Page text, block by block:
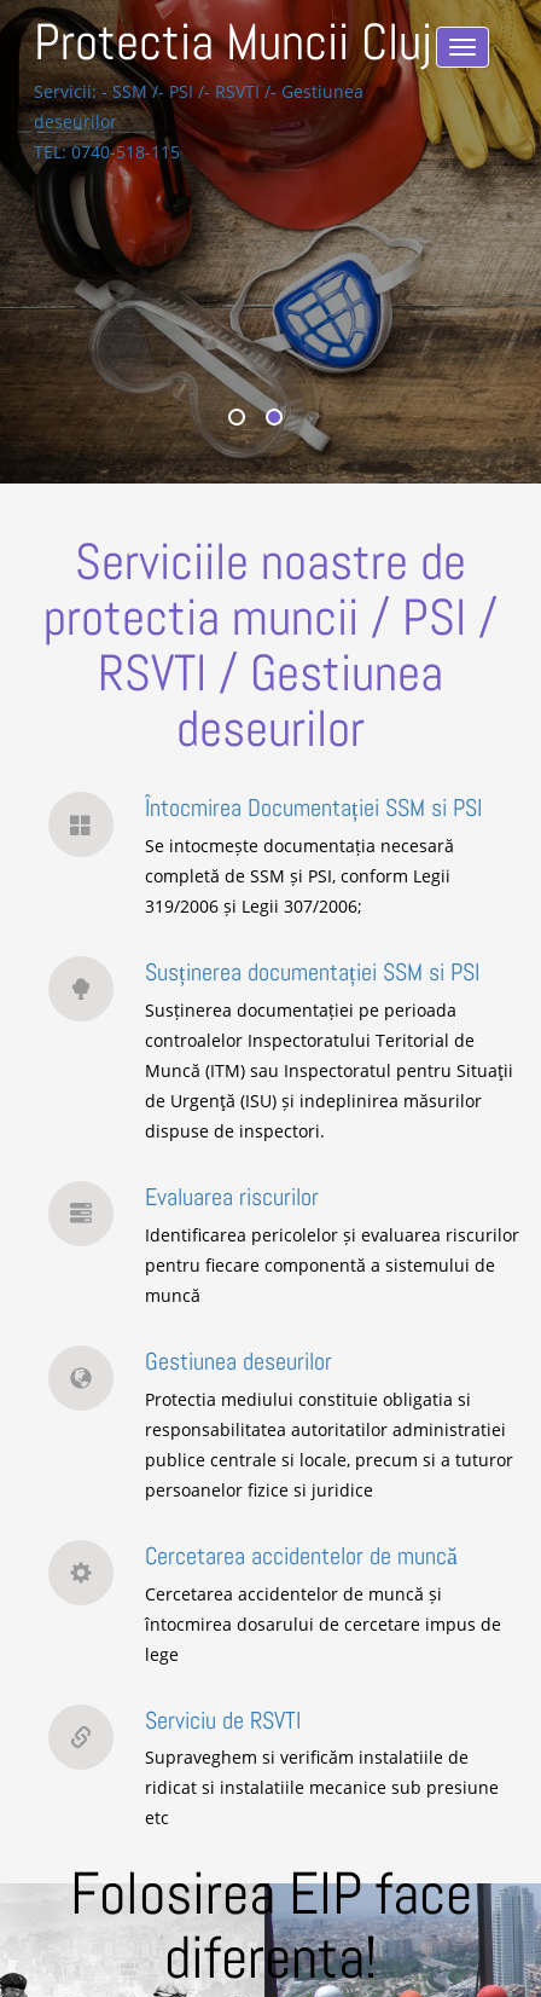
Toggle
Protectia Muncii Cluj
Servicii: - SSM /- PSI /- RSVTI /- Gestiunea
deseurilor
TEL: 0740-518-115
Serviciile noastre de
protectia muncii / PSI /
RSVTI / Gestiunea
deseurilor
Întocmirea Documentației SSM si PSI
Se intocmește documentația necesară
completă de SSM și PSI, conform Legii
319/2006 și Legii 307/2006;
Susținerea documentației SSM si PSI
Susținerea documentației pe perioada
controalelor Inspectoratului Teritorial de
Muncă (ITM) sau Inspectoratul pentru Situaţii
de Urgenţă (ISU) și indeplinirea măsurilor
dispuse de inspectori.
Evaluarea riscurilor
Identificarea pericolelor și evaluarea riscurilor
pentru fiecare componentă a sistemului de
muncă
Gestiunea deseurilor
Protectia mediului constituie obligatia si
responsabilitatea autoritatilor administratiei
publice centrale si locale, precum si a tuturor
persoanelor fizice si juridice
Cercetarea accidentelor de muncă
Cercetarea accidentelor de muncă și
întocmirea dosarului de cercetare impus de
lege
Serviciu de RSVTI
Supraveghem si verificăm instalatiile de
ridicat si instalatiile mecanice sub presiune
etc
Folosirea EIP face
diferenta!